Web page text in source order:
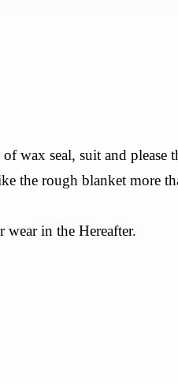
wax seal, suit and
the rough blanket more
in the Hereafter.